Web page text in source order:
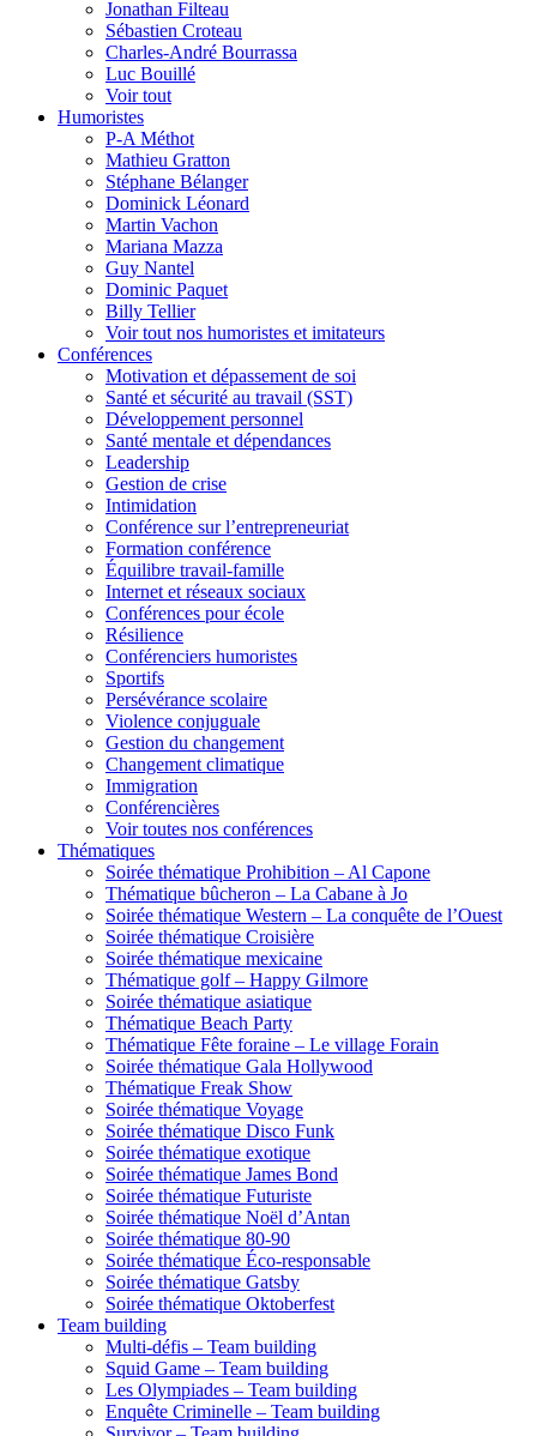
Jonathan Filteau
Sébastien Croteau
Charles-André Bourrassa
Luc Bouillé
Voir tout
Humoristes
P-A Méthot
Mathieu Gratton
Stéphane Bélanger
Dominick Léonard
Martin Vachon
Mariana Mazza
Guy Nantel
Dominic Paquet
Billy Tellier
Voir tout nos humoristes et imitateurs
Conférences
Motivation et dépassement de soi
Santé et sécurité au travail (SST)
Développement personnel
Santé mentale et dépendances
Leadership
Gestion de crise
Intimidation
Conférence sur l’entrepreneuriat
Formation conférence
Équilibre travail-famille
Internet et réseaux sociaux
Conférences pour école
Résilience
Conférenciers humoristes
Sportifs
Persévérance scolaire
Violence conjuguale
Gestion du changement
Changement climatique
Immigration
Conférencières
Voir toutes nos conférences
Thématiques
Soirée thématique Prohibition – Al Capone
Thématique bûcheron – La Cabane à Jo
Soirée thématique Western – La conquête de l’Ouest
Soirée thématique Croisière
Soirée thématique mexicaine
Thématique golf – Happy Gilmore
Soirée thématique asiatique
Thématique Beach Party
Thématique Fête foraine – Le village Forain
Soirée thématique Gala Hollywood
Thématique Freak Show
Soirée thématique Voyage
Soirée thématique Disco Funk
Soirée thématique exotique
Soirée thématique James Bond
Soirée thématique Futuriste
Soirée thématique Noël d’Antan
Soirée thématique 80-90
Soirée thématique Éco-responsable
Soirée thématique Gatsby
Soirée thématique Oktoberfest
Team building
Multi-défis – Team building
Squid Game – Team building
Les Olympiades – Team building
Enquête Criminelle – Team building